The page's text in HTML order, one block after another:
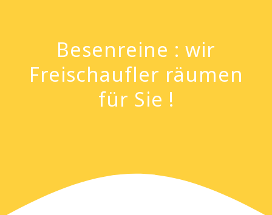
Besenreine : wir
Freischaufler räumen
für Sie !